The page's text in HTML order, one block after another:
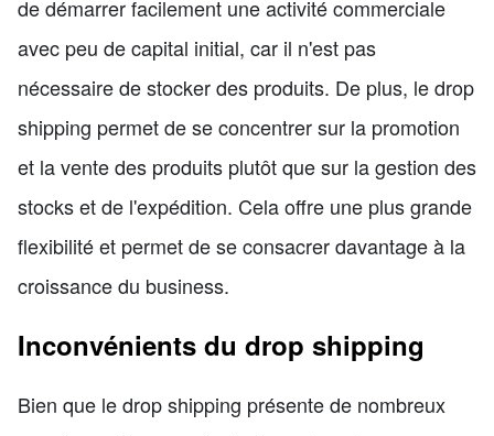
de démarrer facilement une activité commerciale
avec peu de capital initial, car il n'est pas
nécessaire de stocker des produits. De plus, le drop
shipping permet de se concentrer sur la promotion
et la vente des produits plutôt que sur la gestion des
stocks et de l'expédition. Cela offre une plus grande
flexibilité et permet de se consacrer davantage à la
croissance du business.
Inconvénients du drop shipping
Bien que le drop shipping présente de nombreux